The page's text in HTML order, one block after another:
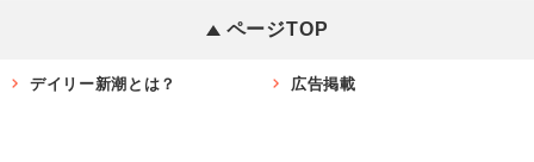
ページTOP
デイリー新潮とは？ 広告掲載